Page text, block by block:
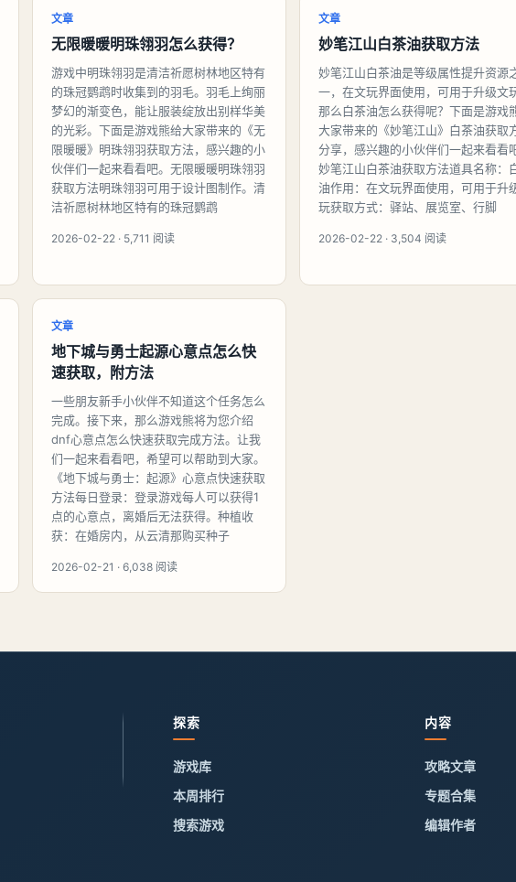
文章
无限暖暖明珠翎羽怎么获得？
游戏中明珠翎羽是清洁祈愿树林地区特有
的珠冠鹦鹉时收集到的羽毛。羽毛上绚丽
梦幻的渐变色，能让服装绽放出别样华美
的光彩。下面是游戏熊给大家带来的《无
限暖暖》明珠翎羽获取方法，感兴趣的小
伙伴们一起来看看吧。无限暖暖明珠翎羽
获取方法明珠翎羽可用于设计图制作。清
洁祈愿树林地区特有的珠冠鹦鹉
2026-02-22 · 5,711 阅读
文章
妙笔江山白茶油获取方法
妙笔江山白茶油是等级属性提升资源
一，在文玩界面使用，可用于升级文玩
那么白茶油怎么获得呢？下面是游戏
大家带来的《妙笔江山》白茶油获取
分享，感兴趣的小伙伴们一起来看看吧
妙笔江山白茶油获取方法道具名称：
油作用：在文玩界面使用，可用于升
玩获取方式：驿站、展览室、行脚
2026-02-22 · 3,504 阅读
文章
地下城与勇士起源心意点怎么快
速获取，附方法
一些朋友新手小伙伴不知道这个任务怎么
完成。接下来，那么游戏熊将为您介绍
dnf心意点怎么快速获取完成方法。让我
们一起来看看吧，希望可以帮助到大家。
《地下城与勇士：起源》心意点快速获取
方法每日登录：登录游戏每人可以获得1
点的心意点，离婚后无法获得。种植收
获：在婚房内，从云清那购买种子
2026-02-21 · 6,038 阅读
探索
游戏库
本周排行
搜索游戏
内容
攻略文章
专题合集
编辑作者